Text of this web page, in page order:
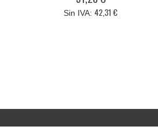
42,31 €